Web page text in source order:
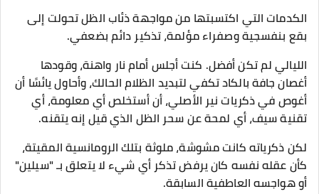
الكدمات التي اكتسبتها من مواجهة ذئاب الظل تحولت إلى
بقع بنفسجية وصفراء مؤلمة، تذكير دائم بضعفي.
الليالي لم تكن أفضل. كنت أجلس أمام نار واهنة، وقودها
أغصان جافة بالكاد تكفي لتبديد الظلام الحالك، وأحاول يائسًا أن
أغوص في ذكريات نير الأصلي، أن أستخلص أي معلومة، أي
تقنية سيف، أي لمحة عن سحر الظل الذي قيل إنه يتقنه.
لكن ذكرياته كانت مشوشة، ملوثة بتلك الرومانسية المقيتة،
كأن عقله نفسه كان يرفض تذكر أي شيء لا يتعلق بـ "سيلين"
أو هواجسه العاطفية السابقة.